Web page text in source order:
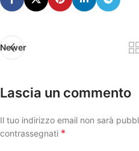
Newer
Lascia un commento
Il tuo indirizzo email non sarà
contrassegnati *